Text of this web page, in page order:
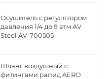
Осушитель с регулятором
давления 1/4 до 9 атм AV
Steel AV-700505
Шланг воздушный с
фитингами рапид AERO